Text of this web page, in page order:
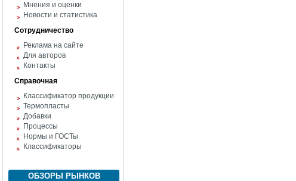
Мнения и оценки
Новости и статистика
Сотрудничество
Реклама на сайте
Для авторов
Контакты
Справочная
Классификатор продукции
Термопласты
Добавки
Процессы
Нормы и ГОСТы
Классификаторы
ОБЗОРЫ РЫНКОВ